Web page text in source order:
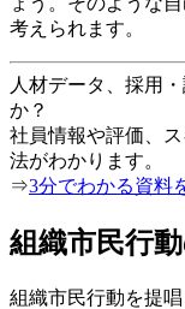
考えられます。
人材データ、採用
か？
社員情報や評価、
法がわかります。
⇒3分でわかる資料
組織市民行
組織市民行動を提